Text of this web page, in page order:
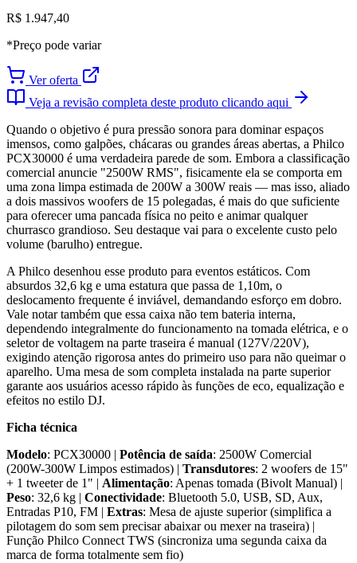
R$ 1.947,40
*Preço pode variar
Ver oferta
Veja a revisão completa deste produto clicando aqui
Quando o objetivo é pura pressão sonora para dominar espaços
imensos, como galpões, chácaras ou grandes áreas abertas, a Philco
PCX30000 é uma verdadeira parede de som. Embora a classificação
comercial anuncie "2500W RMS", fisicamente ela se comporta em
uma zona limpa estimada de 200W a 300W reais — mas isso, aliado
a dois massivos woofers de 15 polegadas, é mais do que suficiente
para oferecer uma pancada física no peito e animar qualquer
churrasco grandioso. Seu destaque vai para o excelente custo pelo
volume (barulho) entregue.
A Philco desenhou esse produto para eventos estáticos. Com
absurdos 32,6 kg e uma estatura que passa de 1,10m, o
deslocamento frequente é inviável, demandando esforço em dobro.
Vale notar também que essa caixa não tem bateria interna,
dependendo integralmente do funcionamento na tomada elétrica, e o
seletor de voltagem na parte traseira é manual (127V/220V),
exigindo atenção rigorosa antes do primeiro uso para não queimar o
aparelho. Uma mesa de som completa instalada na parte superior
garante aos usuários acesso rápido às funções de eco, equalização e
efeitos no estilo DJ.
Ficha técnica
Modelo: PCX30000 | Potência de saída: 2500W Comercial
(200W-300W Limpos estimados) | Transdutores: 2 woofers de 15"
+ 1 tweeter de 1" | Alimentação: Apenas tomada (Bivolt Manual) |
Peso: 32,6 kg | Conectividade: Bluetooth 5.0, USB, SD, Aux,
Entradas P10, FM | Extras: Mesa de ajuste superior (simplifica a
pilotagem do som sem precisar abaixar ou mexer na traseira) |
Função Philco Connect TWS (sincroniza uma segunda caixa da
marca de forma totalmente sem fio)